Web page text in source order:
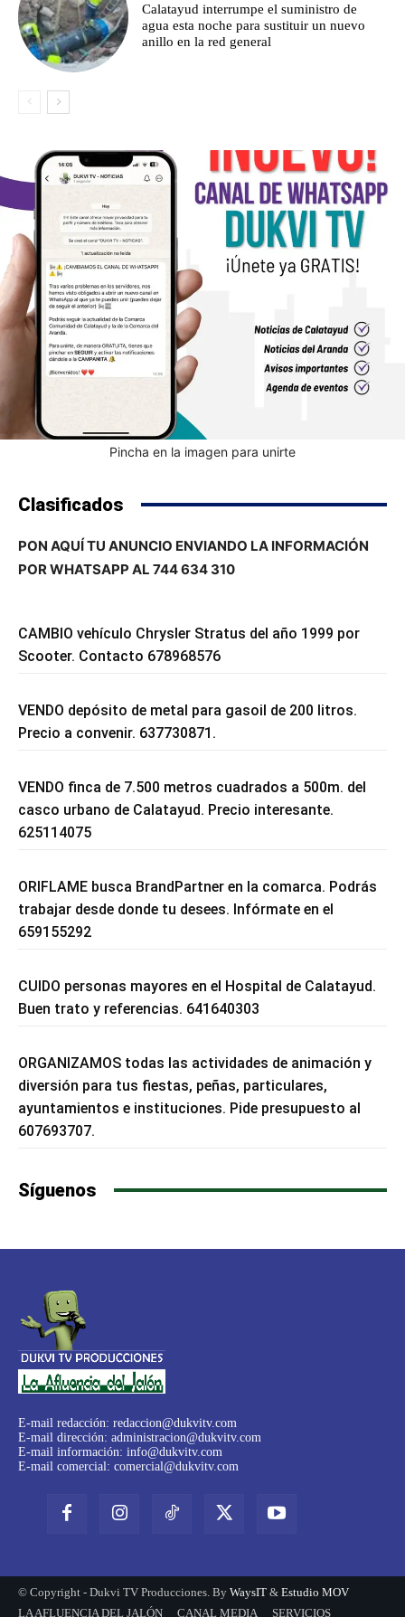
Calatayud interrumpe el suministro de
agua esta noche para sustituir un nuevo
anillo en la red general
Pincha en la imagen para unirte
Clasificados
PON AQUÍ TU ANUNCIO ENVIANDO LA INFORMACIÓN
POR WHATSAPP AL 744 634 310
CAMBIO vehículo Chrysler Stratus del año 1999 por
Scooter. Contacto 678968576
VENDO depósito de metal para gasoil de 200 litros.
Precio a convenir. 637730871.
VENDO finca de 7.500 metros cuadrados a 500m. del
casco urbano de Calatayud. Precio interesante.
625114075
ORIFLAME busca BrandPartner en la comarca. Podrás
trabajar desde donde tu desees. Infórmate en el
659155292
CUIDO personas mayores en el Hospital de Calatayud.
Buen trato y referencias. 641640303
ORGANIZAMOS todas las actividades de animación y
diversión para tus fiestas, peñas, particulares,
ayuntamientos e instituciones. Pide presupuesto al
607693707.
Síguenos
E-mail redacción: redaccion@dukvitv.com
E-mail dirección: administracion@dukvitv.com
E-mail información: info@dukvitv.com
E-mail comercial: comercial@dukvitv.com
© Copyright - Dukvi TV Producciones. By WaysIT & Estudio MOV
LA AFLUENCIA DEL JALÓN
CANAL MEDIA SERVICIOS